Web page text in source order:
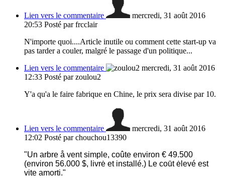
Lien vers le commentaire
mercredi, 31 août 2016
20:53 Posté par frcclair
N'importe quoi....Article inutile ou comment cette start-up va
pas tarder a couler, malgré le passage d'un politique...
Lien vers le commentaire
mercredi, 31 août 2016
12:33 Posté par zoulou2
Y'a qu'a le faire fabrique en Chine, le prix sera divise par 10.
Lien vers le commentaire
mercredi, 31 août 2016
12:02 Posté par chouchou13390
"Un arbre å vent simple, coûte environ € 49.500
(environ 56.000 $, livrė et installé.) Le coūt ėlevé est
vite amorti."